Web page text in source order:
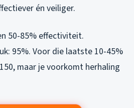
én veiliger.
50-85% effectiviteit.
95%. Voor die laatste 10-45%
maar je voorkomt herhaling